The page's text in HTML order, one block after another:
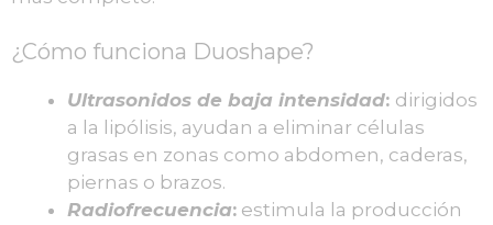
¿Cómo funciona Duoshape?
Ultrasonidos de baja intensidad: dirigidos
a la lipólisis, ayudan a eliminar células
grasas en zonas como abdomen, caderas,
piernas o brazos.
Radiofrecuencia: estimula la producción